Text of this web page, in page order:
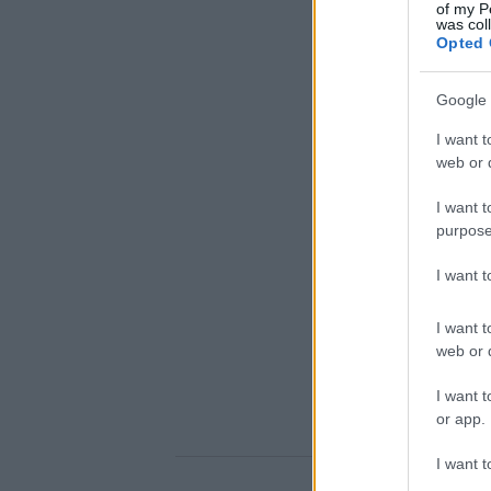
of my
was
Opted
Google
I want
web or
I want
I want
I want
web or
I want
or app.
I want